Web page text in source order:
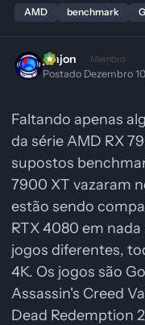
AMD benchmark
jonjon Membro
Postado Dezembro
Faltando apenas
da série AMD RX
supostos
7900 XT vazaram
estão sendo
RTX 4080 em
jogos diferentes,
4K. Os jogos são
Assassin's Creed
Dead Redemption